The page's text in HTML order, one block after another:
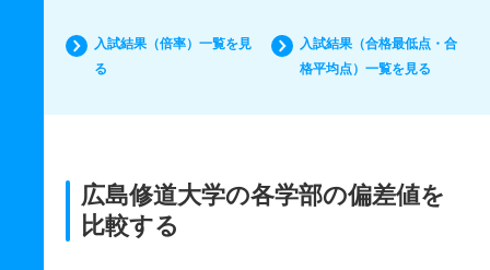
入試結果（倍率）一覧を見
る
入試結果（合格最低点・合
格平均点）一覧を見る
広島修道大学の各学部の偏差値を
比較する